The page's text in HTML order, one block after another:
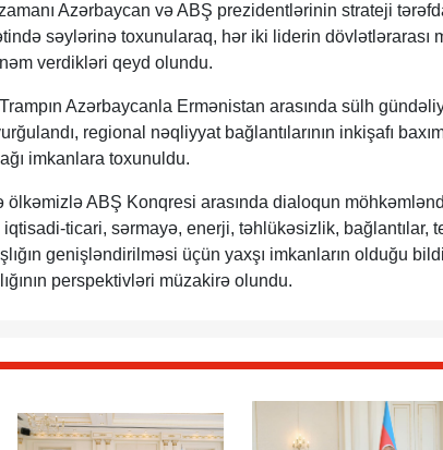
Azərbaycan və ABŞ prezidentlərinin strateji
səylərinə toxunularaq, hər iki liderin dövlətlərarası
verdikləri qeyd olundu.
Azərbaycanla Ermənistan arasında sülh
regional nəqliyyat bağlantılarının inkişafı
imkanlara toxunuldu.
ölkəmizlə ABŞ Konqresi arasında dialoqun
iqtisadi-ticari, sərmayə, enerji, təhlükəsizlik,
genişləndirilməsi üçün yaxşı imkanların olduğu
perspektivləri müzakirə olundu.